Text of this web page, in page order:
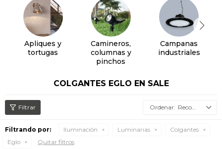
Apliques y
tortugas
Camineros,
columnas y
pinchos
Campanas
industriales
COLGANTES EGLO EN SALE
Recomendados
Filtrando por: Iluminación Luminarias
Colgantes
Eglo
Quitar filtros